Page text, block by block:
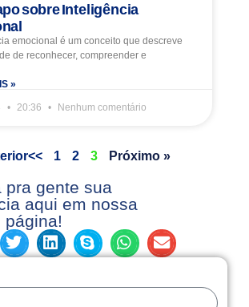
sobre Inteligência
emocional é um conceito que descreve
de reconhecer, compreender e
»
20:36 Nenhum comentário
1 2 3 Próximo »
pra gente sua
aqui em nossa
página!